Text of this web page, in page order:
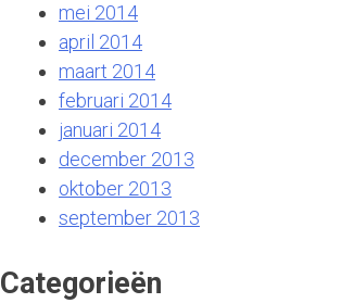
mei 2014
april 2014
maart 2014
februari 2014
januari 2014
december 2013
oktober 2013
september 2013
Categorieën